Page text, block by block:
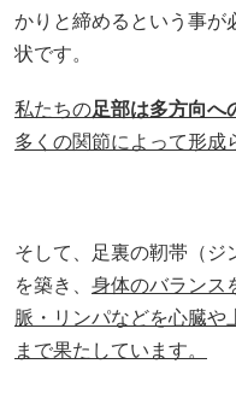
かりと締めるという事が
状です。
私たちの足部は多方向へ
多くの関節によって形成
そして、足裏の靭帯（ジ
を築き、 身体のバランス
脈・リンパなどを心臓や
まで果たしています。